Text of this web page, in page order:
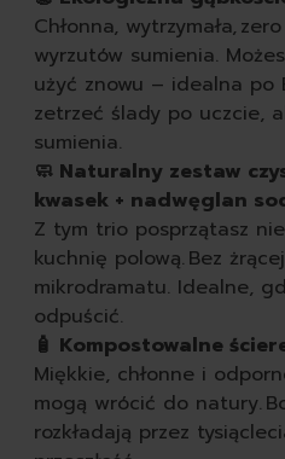
Chłonna, wytrzymała,
wyrzutów sumienia.
użyć znowu – idealna po
zetrzeć ślady po uczcie,
sumienia.
🧼 Naturalny zestaw
kwasek + nadwęglan
Z tym trio posprzątasz
kuchnię polową. Bez
mikrodramatu. Idealne,
odpuścić.
🧴 Kompostowalne
Miękkie, chłonne i
mogą wrócić do natury.
rozkładają przez